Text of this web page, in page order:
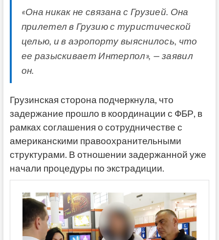
«Она никак не связана с Грузией. Она
прилетел в Грузию с туристической
целью, и в аэропорту выяснилось, что
ее разыскивает Интерпол», — заявил
он.
Грузинская сторона подчеркнула, что
задержание прошло в координации с ФБР, в
рамках соглашения о сотрудничестве с
американскими правоохранительными
структурами. В отношении задержанной уже
начали процедуры по экстрадиции.